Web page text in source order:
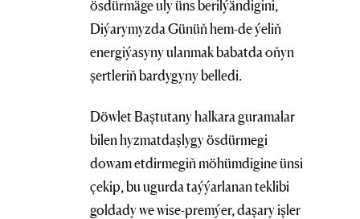
ösdürmäge uly üns berilýändigini,
Diýarymyzda Günüň hem-de ýeliň
energiýasyny ulanmak babatda oňyn
şertleriň bardygyny belledi.
Döwlet Baştutany halkara guramalar
bilen hyzmatdaşlygy ösdürmegi
dowam etdirmegiň möhümdigine ünsi
çekip, bu ugurda taýýarlanan teklibi
goldady we wise-premýer, daşary işler